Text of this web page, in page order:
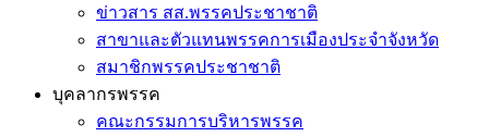
ข่าวสาร สส.พรรคประชาชาติ
สาขาและตัวแทนพรรคการเมืองประจำจังหวัด
สมาชิกพรรคประชาชาติ
บุคลากรพรรค
คณะกรรมการบริหารพรรค